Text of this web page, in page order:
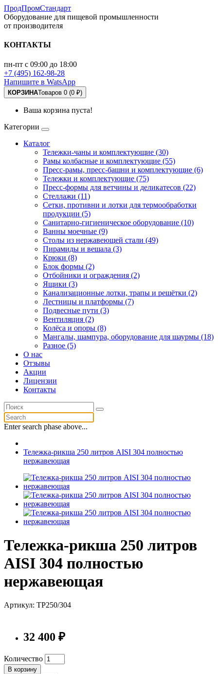
ПродПромСтандарт
Оборудование для пищевой промышленности
от производителя
КОНТАКТЫ
пн-пт с 09:00 до 18:00
+7 (495) 162-98-28
Напишите в WatsApp
КОРЗИНАТоваров 0 (0 ₽)
Ваша корзина пуста!
Категории
Каталог
Тележки-чаны и комплектующие (30)
Рамы колбасные и комплектующие (55)
Пресс-рамы, пресс-башни и комплектующие (6)
Тележки и комплектующие (75)
Пресс-формы для ветчины и деликатесов (22)
Стеллажи (11)
Сетки, противни и лотки для термообработки
продукции (5)
Санитарно-гигиеническое оборудование (10)
Ванны моечные (9)
Столы из нержавеющей стали (49)
Пирамиды и вешала (3)
Крюки (8)
Блок формы (2)
Отбойники и ограждения (2)
Ящики (3)
Канализационные лотки, трапы и решётки (2)
Лестницы и платформы (7)
Подвесные пути (3)
Вентиляция (2)
Колёса и опоры (8)
Мангалы, шампура, оборудование для шаурмы (18)
Разное (5)
О нас
Отзывы
Акции
Лицензии
Контакты
Enter search phase above...
Тележка-рикша 250 литров AISI 304 полностью
нержавеющая
Тележка-рикша 250 литров
AISI 304 полностью
нержавеющая
Артикул: ТР250/304
32 400 ₽
Количество
В корзину